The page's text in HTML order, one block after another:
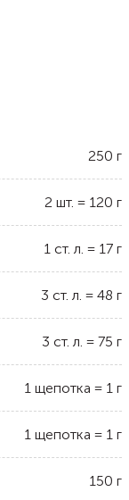
250 г
2 шт. = 120 г
1 ст. л. = 17 г
3 ст. л. = 48 г
3 ст. л. = 75 г
1 щепотка = 1 г
1 щепотка = 1 г
150 г